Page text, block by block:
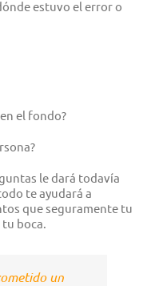
estuvo el error o
el fondo?
le dará todavía
te ayudará a
que seguramente tu
boca.
un